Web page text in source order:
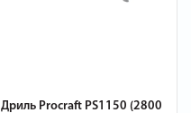
Дриль Procraft PS1150 (2800